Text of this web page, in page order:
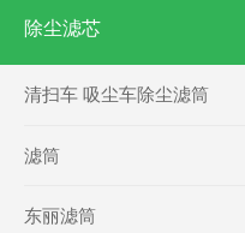
除尘滤芯
清扫车 吸尘车除尘滤筒
滤筒
东丽滤筒